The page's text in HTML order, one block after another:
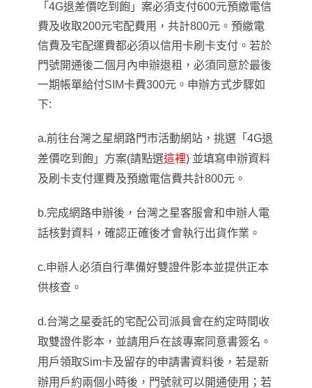
「4G退差價吃到飽」案必須支付600元預繳電信
費及收取200元宅配費用，共計800元。預繳電
信費及宅配運費都必須以信用卡刷卡支付。若於
門號開通後二個月內申辦退租，必須同意於最後
一期帳單給付SIM卡費300元。申辦方式步驟如
下:
a.前往台灣之星網路門市活動網站，挑選「4G退
差價吃到飽」方案(請點選這裡) 並填寫申辦資料
及刷卡支付運費及預繳電信費共計800元。
b.完成網路申辦後，台灣之星客服會和申辦人電
話核對資料，確認正確後才會執行出貨作業。
c.申辦人必須自行準備好雙證件影本並提供正本
供核查。
d.台灣之星委託的宅配公司派員會在約定時間收
取雙證件影本，並請用戶在該專案同意書簽名。
用戶領取Sim卡及留存的申請書資料後，若是新
辦用戶約兩個小時後，門號就可以開通使用；若